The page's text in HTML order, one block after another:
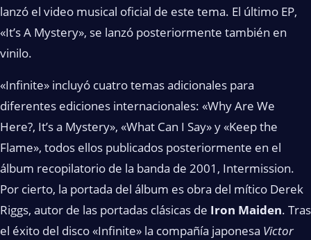
lanzó el video musical oficial de este tema. El último EP,
«It’s A Mystery», se lanzó posteriormente también en
vinilo.
«Infinite» incluyó cuatro temas adicionales para
diferentes ediciones internacionales: «Why Are We
Here?, It’s a Mystery», «What Can I Say» y «Keep the
Flame», todos ellos publicados posteriormente en el
álbum recopilatorio de la banda de 2001, Intermission.
Por cierto, la portada del álbum es obra del mítico Derek
Riggs, autor de las portadas clásicas de Iron Maiden. Tras
el éxito del disco «Infinite» la compañía japonesa Victor